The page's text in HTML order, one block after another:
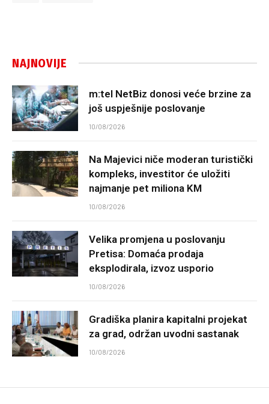
NAJNOVIJE
m:tel NetBiz donosi veće brzine za
još uspješnije poslovanje
10/08/2026
Na Majevici niče moderan turistički
kompleks, investitor će uložiti
najmanje pet miliona KM
10/08/2026
Velika promjena u poslovanju
Pretisa: Domaća prodaja
eksplodirala, izvoz usporio
10/08/2026
Gradiška planira kapitalni projekat
za grad, održan uvodni sastanak
10/08/2026